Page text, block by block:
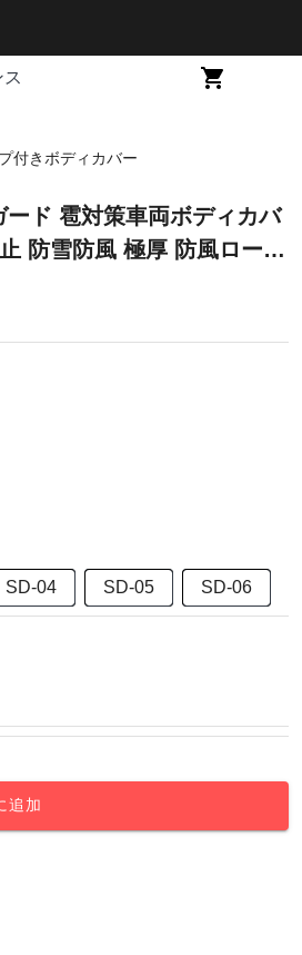
付きボディカバー
ード 雹対策車両ボディカバ
防雪防風 極厚 防風ロープ
SD-04 SD-05 SD-06
追加